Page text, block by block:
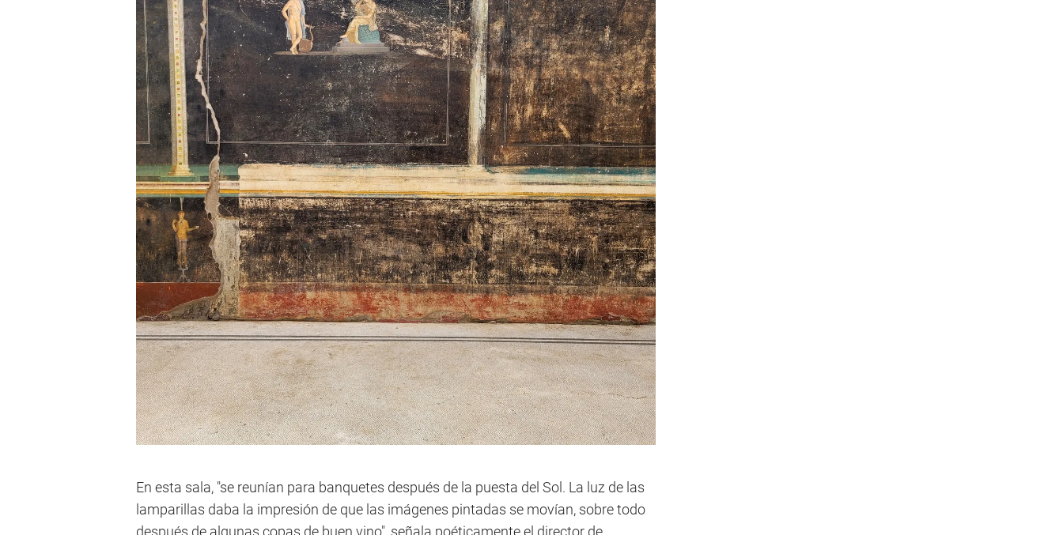
En esta sala, "se reunían para banquetes después de la puesta del Sol. La luz de las
lamparillas daba la impresión de que las imágenes pintadas se movían, sobre todo
después de algunas copas de buen vino", señala poéticamente el director de